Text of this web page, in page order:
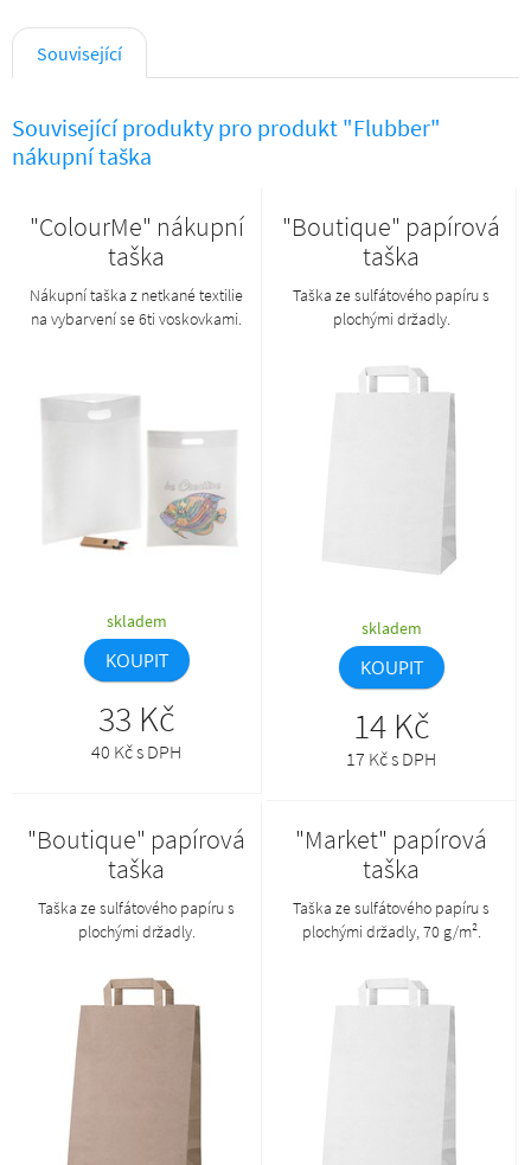
Související
Související produkty pro produkt "Flubber"
nákupní taška
"ColourMe" nákupní
taška
Nákupní taška z netkané textilie
na vybarvení se 6ti voskovkami.
skladem
KOUPIT
33 Kč
40 Kč s DPH
"Boutique" papírová
taška
Taška ze sulfátového papíru s
plochými držadly.
skladem
KOUPIT
14 Kč
17 Kč s DPH
"Boutique" papírová
taška
Taška ze sulfátového papíru s
plochými držadly.
"Market" papírová
taška
Taška ze sulfátového papíru s
plochými držadly, 70 g/m².